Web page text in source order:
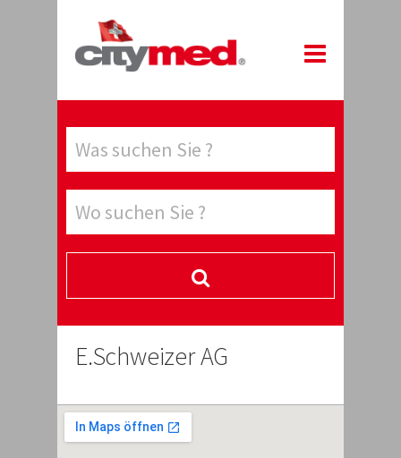
E.Schweizer AG